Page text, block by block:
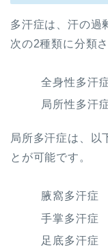
多汗症は、汗の過
次の2種類に分類さ
全身性多汗
局所性多汗
局所多汗症は、以
とが可能です。
腋窩多汗症
手掌多汗症
足底多汗症